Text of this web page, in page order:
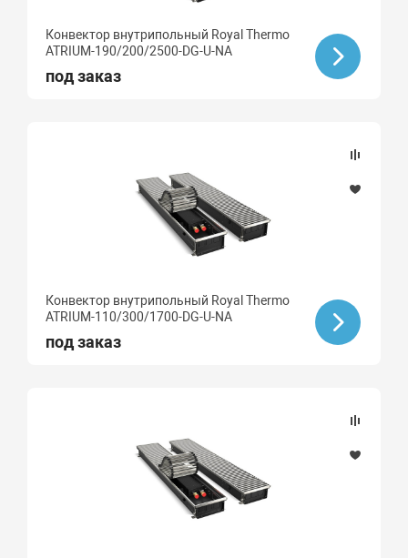
Конвектор внутрипольный Royal Thermo
ATRIUM-190/200/2500-DG-U-NA
под заказ
Конвектор внутрипольный Royal Thermo
ATRIUM-110/300/1700-DG-U-NA
под заказ